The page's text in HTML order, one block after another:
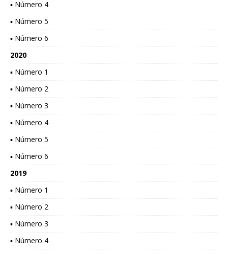
▪ Número 4
▪ Número 5
▪ Número 6
2020
▪ Número 1
▪ Número 2
▪ Número 3
▪ Número 4
▪ Número 5
▪ Número 6
2019
▪ Número 1
▪ Número 2
▪ Número 3
▪ Número 4